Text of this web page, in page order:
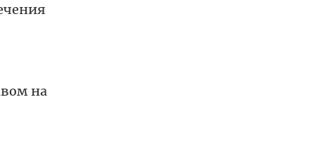
на